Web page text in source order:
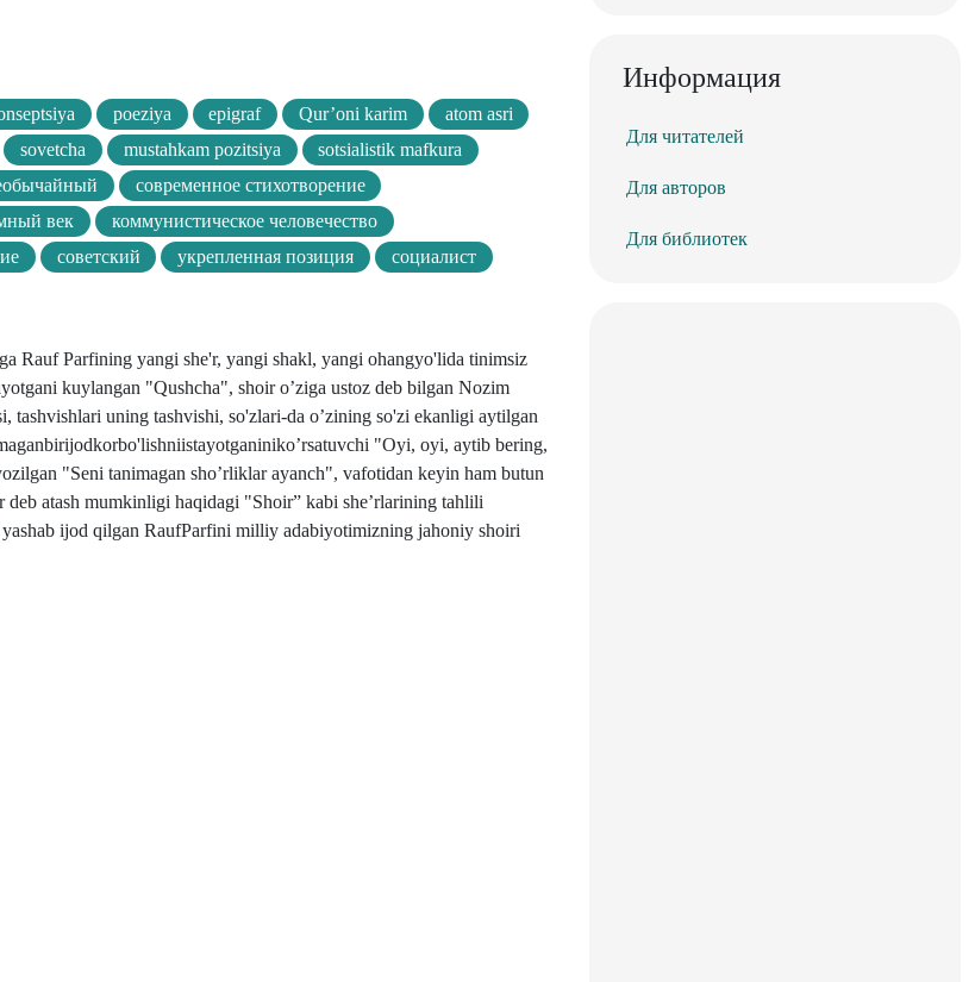
poeziya epigraf Qur’oni karim
atom asri
sovetcha mustahkam pozitsiya
sotsialistik mafkura
современное стихотворение
век
коммунистическое человечество
советский укрепленная позиция социалист
Rauf Parfining yangi she'r, yangi shakl, yangi ohangyo'lida tinimsiz
kuylangan "Qushcha", shoir o’ziga ustoz deb bilgan Nozim
uning tashvishi, so'zlari-da o’zining so'zi ekanligi aytilgan
"Oyi, oyi, aytib bering,
"Seni tanimagan sho’rliklar ayanch", vafotidan keyin ham butun
atash mumkinligi haqidagi "Shoir” kabi she’rlarining tahlili
ijod qilgan RaufParfini milliy adabiyotimizning jahoniy shoiri
Информация
Для читателей
Для авторов
Для библиотек